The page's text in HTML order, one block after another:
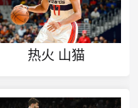
热火 山猫